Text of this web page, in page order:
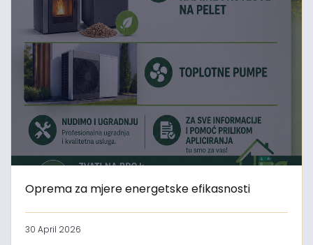
Oprema za mjere energetske efikasnosti
30 April 2026